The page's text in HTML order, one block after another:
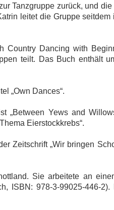
Tanzgruppe zurück, und
leitet die Gruppe
Country Dancing with
teilt. Das Buch enthält
„Own Dances“.
„Between Yews and
Eierstockkrebs“.
Zeitschrift „Wir bringen
Sie arbeitete an
ISBN: 978-3-99025-446-